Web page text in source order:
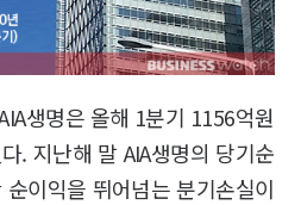
생명은 올해 1분기 1156억원
. 지난해 말 AIA생명의 당기순
이익을 뛰어넘는 분기손실이